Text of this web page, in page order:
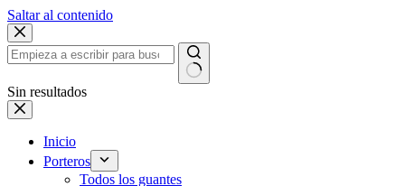
Saltar al contenido
Sin resultados
Inicio
Porteros
Todos los guantes